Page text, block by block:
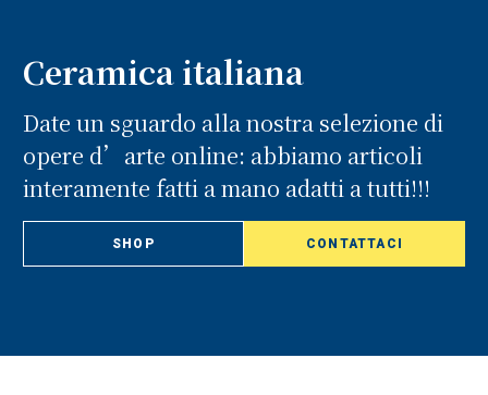
Ceramica italiana
Date un sguardo alla nostra selezione di
opere d’arte online: abbiamo articoli
interamente fatti a mano adatti a tutti!!!
SHOP CONTATTACI